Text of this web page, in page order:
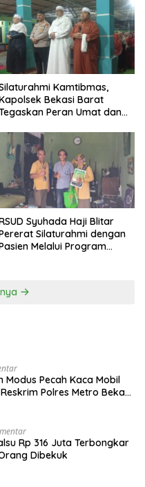
Kamtibmas,
Bekasi Barat
Peran Umat dan
Kondusivitas Wilayah
Syuhada Haji Blitar
Silaturahmi dengan
Melalui Program
Modus Pecah Kaca Mobil
Polres Metro Bekasi
Rp 316 Juta Terbongkar
Dibekuk